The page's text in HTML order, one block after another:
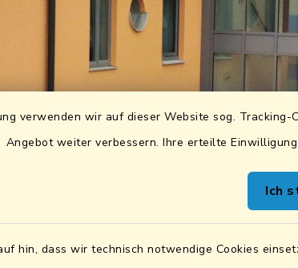
verwenden wir auf dieser Website sog.
Angebot weiter verbessern. Ihre erteilte
Ich
hin, dass wir technisch notwendige Cookies